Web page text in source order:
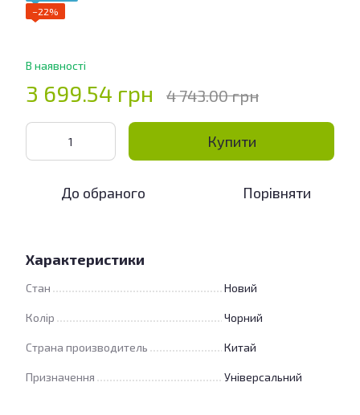
−22%
В наявності
3 699.54 грн 4 743.00 грн
Купити
До обраного Порівняти
Характеристики
Стан Новий
Колір Чорний
Страна производитель Китай
Призначення Універсальний